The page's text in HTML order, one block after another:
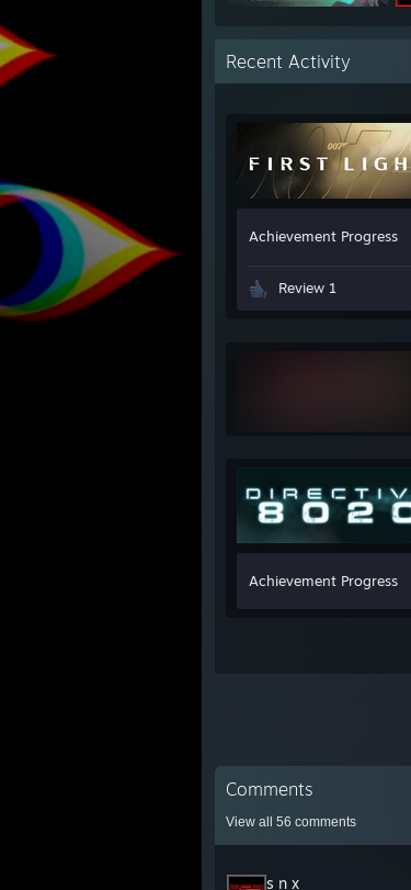
Recent Activity
Achievement Progress
Review 1
Achievement Progress
Comments
View all 56 comments
s n x